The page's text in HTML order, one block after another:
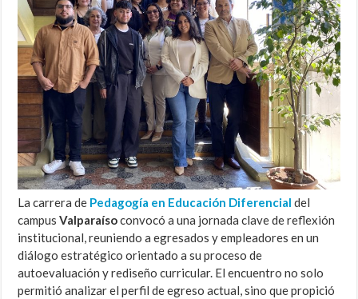
La carrera de Pedagogía en Educación Diferencial del
campus Valparaísoconvocó a una jornada clave de reflexión
institucional, reuniendo a egresados y empleadores en un
diálogo estratégico orientado a su proceso de
autoevaluación y rediseño curricular. El encuentro no solo
permitió analizar el perfil de egreso actual, sino que propició